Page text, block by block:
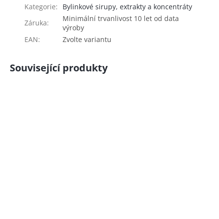
Kategorie:
Bylinkové sirupy, extrakty a koncentráty
Záruka:
Minimální trvanlivost 10 let od data
výroby
EAN: Zvolte variantu
Související produkty